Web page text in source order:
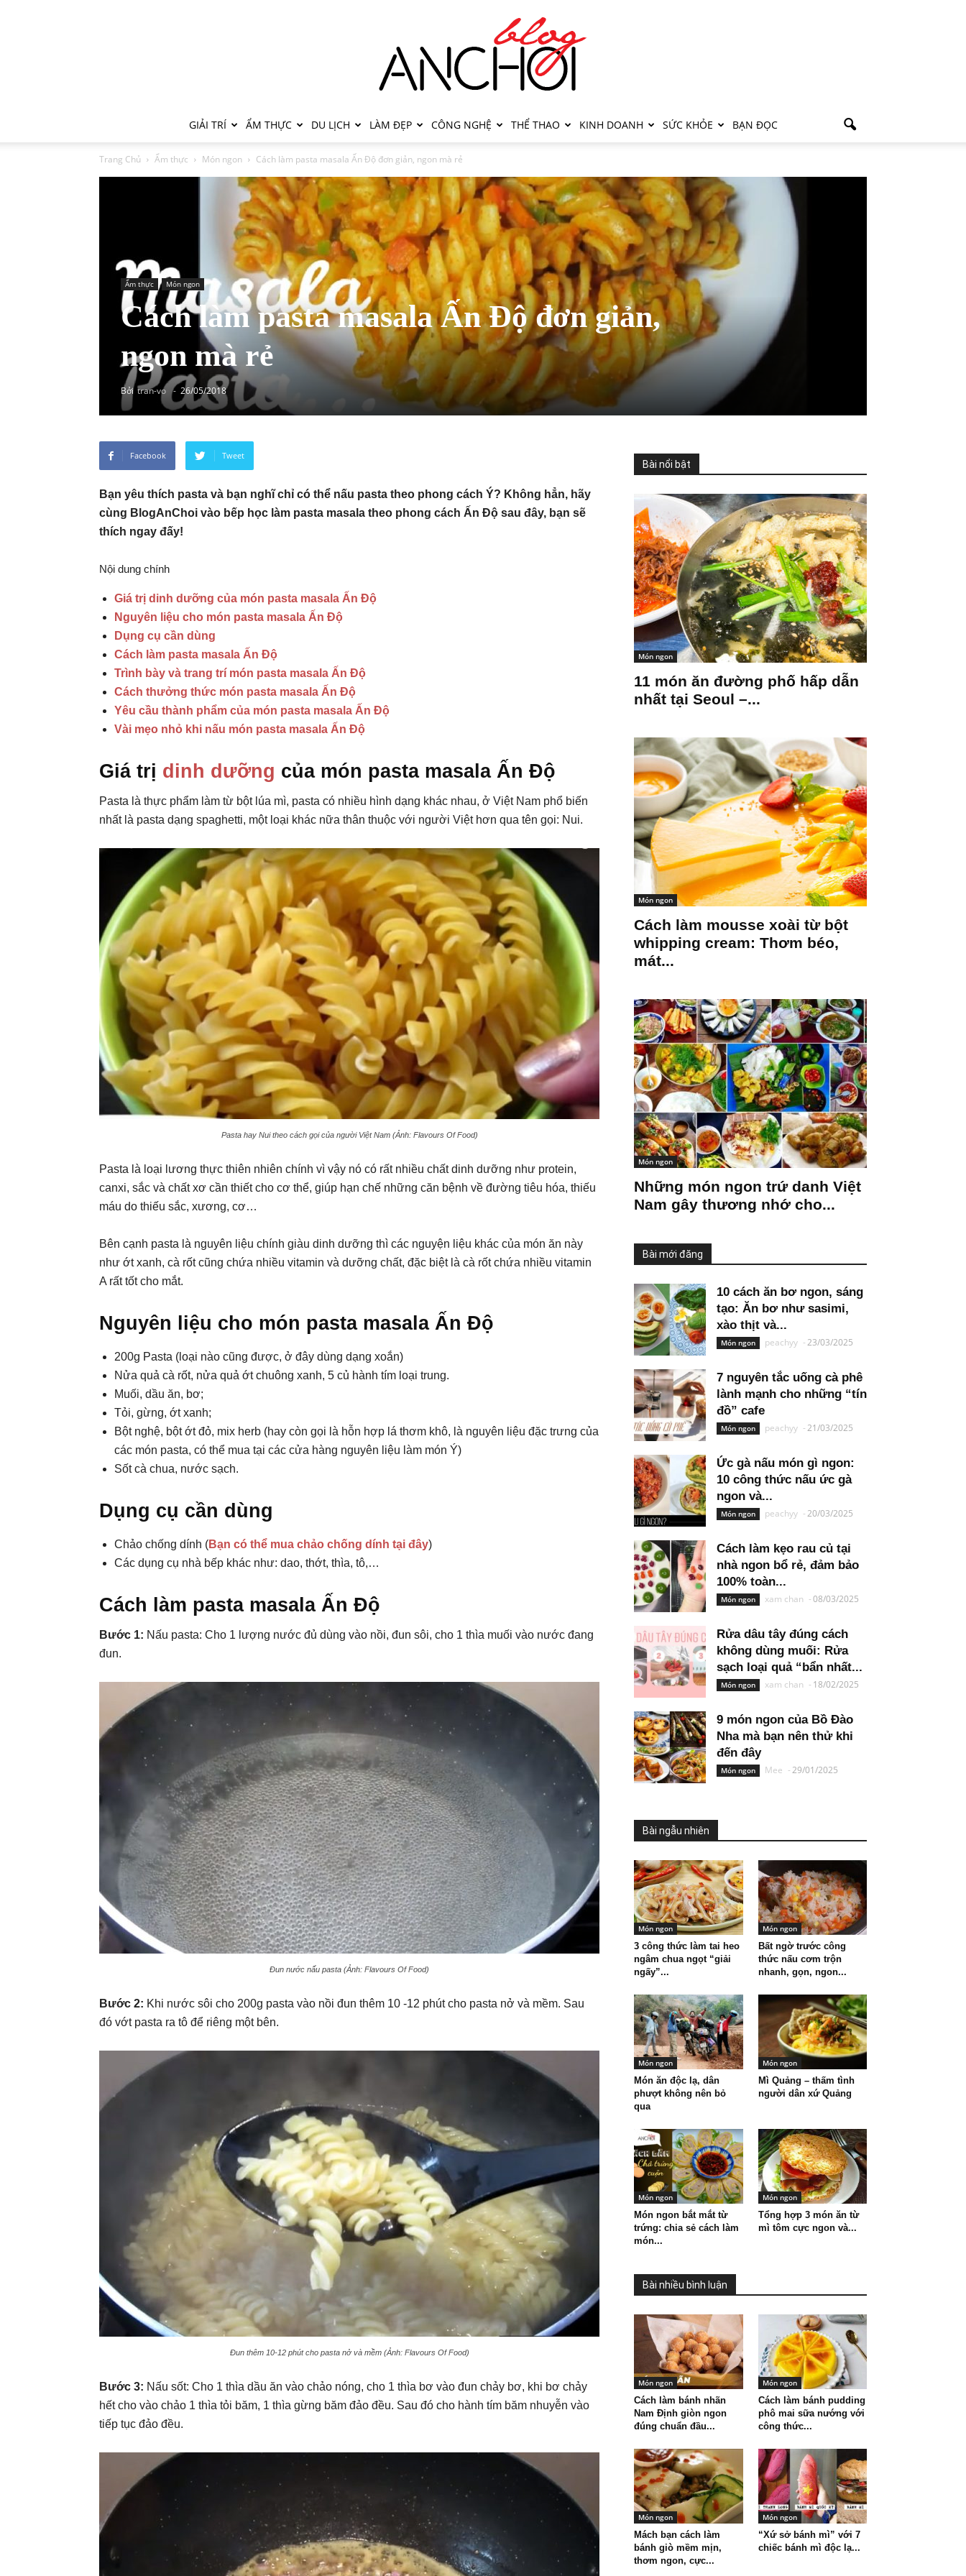
GIẢI TRÍ ẨM THỰC DU LỊCH LÀM ĐẸP CÔNG NGHỆ THỂ THAO KINH DOANH SỨC KHỎE BẠN ĐỌC
Trang Chủ Ẩm thực Món ngon Cách làm pasta masala Ấn Độ đơn giản, ngon mà rẻ
Ẩm thực Món ngon
Cách làm pasta masala Ấn Độ đơn giản,
ngon mà rẻ
Bởi tran-vo - 26/05/2018
Facebook Tweet
Bạn yêu thích pasta và bạn nghĩ chỉ có thể nấu pasta theo phong cách Ý? Không hẳn, hãy
cùng BlogAnChoi vào bếp học làm pasta masala theo phong cách Ấn Độ sau đây, bạn sẽ
thích ngay đấy!
Nội dung chính
Giá trị dinh dưỡng của món pasta masala Ấn Độ
Nguyên liệu cho món pasta masala Ấn Độ
Dụng cụ cần dùng
Cách làm pasta masala Ấn Độ
Trình bày và trang trí món pasta masala Ấn Độ
Cách thưởng thức món pasta masala Ấn Độ
Yêu cầu thành phẩm của món pasta masala Ấn Độ
Vài mẹo nhỏ khi nấu món pasta masala Ấn Độ
Giá trị dinh dưỡng của món pasta masala Ấn Độ
Pasta là thực phẩm làm từ bột lúa mì, pasta có nhiều hình dạng khác nhau, ở Việt Nam phổ biến
nhất là pasta dạng spaghetti, một loại khác nữa thân thuộc với người Việt hơn qua tên gọi: Nui.
Pasta hay Nui theo cách gọi của người Việt Nam (Ảnh: Flavours Of Food)
Pasta là loại lương thực thiên nhiên chính vì vậy nó có rất nhiều chất dinh dưỡng như protein,
canxi, sắc và chất xơ cần thiết cho cơ thể, giúp hạn chế những căn bệnh về đường tiêu hóa, thiếu
máu do thiếu sắc, xương, cơ…
Bên cạnh pasta là nguyên liệu chính giàu dinh dưỡng thì các nguyện liệu khác của món ăn này
như ớt xanh, cà rốt cũng chứa nhiều vitamin và dưỡng chất, đặc biệt là cà rốt chứa nhiều vitamin
A rất tốt cho mắt.
Nguyên liệu cho món pasta masala Ấn Độ
200g Pasta (loại nào cũng được, ở đây dùng dạng xoắn)
Nửa quả cà rốt, nửa quả ớt chuông xanh, 5 củ hành tím loại trung.
Muối, dầu ăn, bơ;
Tỏi, gừng, ớt xanh;
Bột nghệ, bột ớt đỏ, mix herb (hay còn gọi là hỗn hợp lá thơm khô, là nguyên liệu đặc trưng của
các món pasta, có thể mua tại các cửa hàng nguyên liệu làm món Ý)
Sốt cà chua, nước sạch.
Dụng cụ cần dùng
Chảo chống dính (Bạn có thể mua chảo chống dính tại đây)
Các dụng cụ nhà bếp khác như: dao, thớt, thìa, tô,…
Cách làm pasta masala Ấn Độ
Bước 1: Nấu pasta: Cho 1 lượng nước đủ dùng vào nồi, đun sôi, cho 1 thìa muối vào nước đang
đun.
Đun nước nấu pasta (Ảnh: Flavours Of Food)
Bước 2: Khi nước sôi cho 200g pasta vào nồi đun thêm 10 -12 phút cho pasta nở và mềm. Sau
đó vớt pasta ra tô để riêng một bên.
Đun thêm 10-12 phút cho pasta nở và mềm (Ảnh: Flavours Of Food)
Bước 3: Nấu sốt: Cho 1 thìa dầu ăn vào chảo nóng, cho 1 thìa bơ vào đun chảy bơ, khi bơ chảy
hết cho vào chảo 1 thìa tỏi băm, 1 thìa gừng băm đảo đều. Sau đó cho hành tím băm nhuyễn vào
tiếp tục đảo đều.
Bài nổi bật
Món ngon
11 món ăn đường phố hấp dẫn
nhất tại Seoul –...
Món ngon
Cách làm mousse xoài từ bột
whipping cream: Thơm béo,
mát...
Món ngon
Những món ngon trứ danh Việt
Nam gây thương nhớ cho...
Bài mới đăng
10 cách ăn bơ ngon, sáng
tạo: Ăn bơ như sasimi,
xào thịt và...
Món ngon peachyy -23/03/2025
7 nguyên tắc uống cà phê
lành mạnh cho những “tín
đồ” cafe
Món ngon peachyy -21/03/2025
Ức gà nấu món gì ngon:
10 công thức nấu ức gà
ngon và...
Món ngon peachyy -20/03/2025
Cách làm kẹo rau củ tại
nhà ngon bổ rẻ, đảm bảo
100% toàn...
Món ngon xam chan -08/03/2025
Rửa dâu tây đúng cách
không dùng muối: Rửa
sạch loại quả “bẩn nhất...
Món ngon xam chan - 18/02/2025
9 món ngon của Bồ Đào
Nha mà bạn nên thử khi
đến đây
Món ngon Mee -29/01/2025
Bài ngẫu nhiên
Món ngon
3 công thức làm tai heo
ngâm chua ngọt “giải
ngấy”...
Món ngon
Bất ngờ trước công
thức nấu cơm trộn
nhanh, gọn, ngon...
Món ngon
Món ăn độc lạ, dân
phượt không nên bỏ
qua
Món ngon
Mì Quảng – thấm tình
người dân xứ Quảng
Món ngon
Món ngon bắt mắt từ
trứng: chia sẻ cách làm
món...
Món ngon
Tổng hợp 3 món ăn từ
mì tôm cực ngon và...
Bài nhiều bình luận
Món ngon
Cách làm bánh nhãn
Nam Định giòn ngon
đúng chuẩn đầu...
Món ngon
Cách làm bánh pudding
phô mai sữa nướng với
công thức...
Món ngon
Mách bạn cách làm
bánh giò mềm mịn,
thơm ngon, cực...
Món ngon
“Xứ sở bánh mì” với 7
chiếc bánh mì độc lạ...